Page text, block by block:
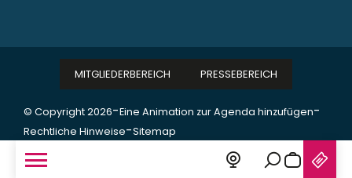
© Copyright 2026-Eine Animation zur Agenda hinzufügen-
Rechtliche Hinweise-Sitemap
MITGLIEDERBEREICH PRESSEBEREICH